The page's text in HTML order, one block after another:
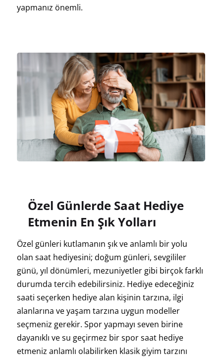
yapmanız önemli.
Özel Günlerde Saat Hediye
Etmenin En Şık Yolları
Özel günleri kutlamanın şık ve anlamlı bir yolu
olan saat hediyesini; doğum günleri, sevgililer
günü, yıl dönümleri, mezuniyetler gibi birçok farklı
durumda tercih edebilirsiniz. Hediye edeceğiniz
saati seçerken hediye alan kişinin tarzına, ilgi
alanlarına ve yaşam tarzına uygun modeller
seçmeniz gerekir. Spor yapmayı seven birine
dayanıklı ve su geçirmez bir spor saat hediye
etmeniz anlamlı olabilirken klasik giyim tarzını